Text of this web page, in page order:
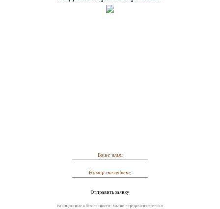
Отправить заявку
Ваши данные в безопасности! Мы не передаем их третьим